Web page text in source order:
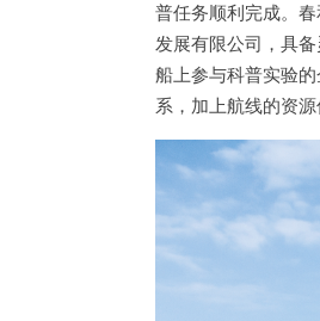
普任务顺利完成。
发展有限公司，具
船上参与科普实验
系，加上航线的资